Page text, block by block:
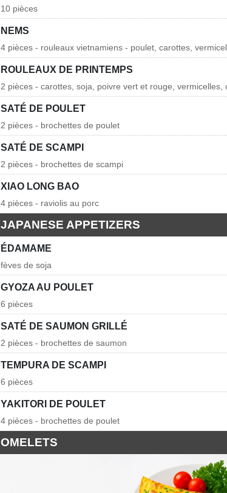
10 pièces
NEMS
4 pièces - rouleaux vietnamiens - poulet, carottes,
ROULEAUX DE PRINTEMPS
2 pièces - carottes, soja, poivre vert et rouge,
SATÉ DE POULET
2 pièces - brochettes de poulet
SATÉ DE SCAMPI
2 pièces - brochettes de scampi
XIAO LONG BAO
4 pièces - raviolis au porc
JAPANESE APPETIZERS
ÉDAMAME
fèves de soja
GYOZA AU POULET
6 pièces
SATÉ DE SAUMON GRILLÉ
2 pièces - brochettes de saumon
TEMPURA DE SCAMPI
6 pièces
YAKITORI DE POULET
4 pièces - brochettes de poulet
OMELETS